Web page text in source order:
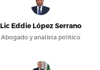
Lic Eddie López Serrano
Abogado y analista político